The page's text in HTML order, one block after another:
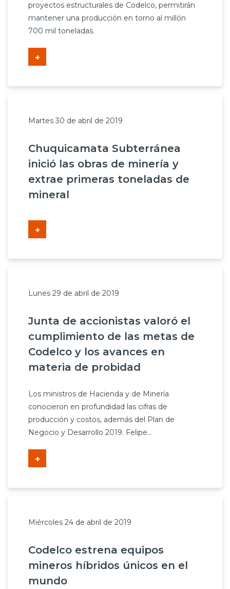
proyectos estructurales de Codelco, permitirán
mantener una producción en torno al millón
700 mil toneladas.
+
Martes 30 de abril de 2019
Chuquicamata Subterránea
inició las obras de minería y
extrae primeras toneladas de
mineral
+
Lunes 29 de abril de 2019
Junta de accionistas valoró el
cumplimiento de las metas de
Codelco y los avances en
materia de probidad
Los ministros de Hacienda y de Minería
conocieron en profundidad las cifras de
producción y costos, además del Plan de
Negocio y Desarrollo 2019. Felipe...
+
Miércoles 24 de abril de 2019
Codelco estrena equipos
mineros híbridos únicos en el
mundo